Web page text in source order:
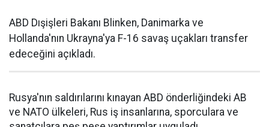
ABD Dışişleri Bakanı Blinken, Danimarka ve
Hollanda'nın Ukrayna'ya F-16 savaş uçakları transfer
edeceğini açıkladı.
Rusya'nın saldırılarını kınayan ABD önderliğindeki AB
ve NATO ülkeleri, Rus iş insanlarına, sporculara ve